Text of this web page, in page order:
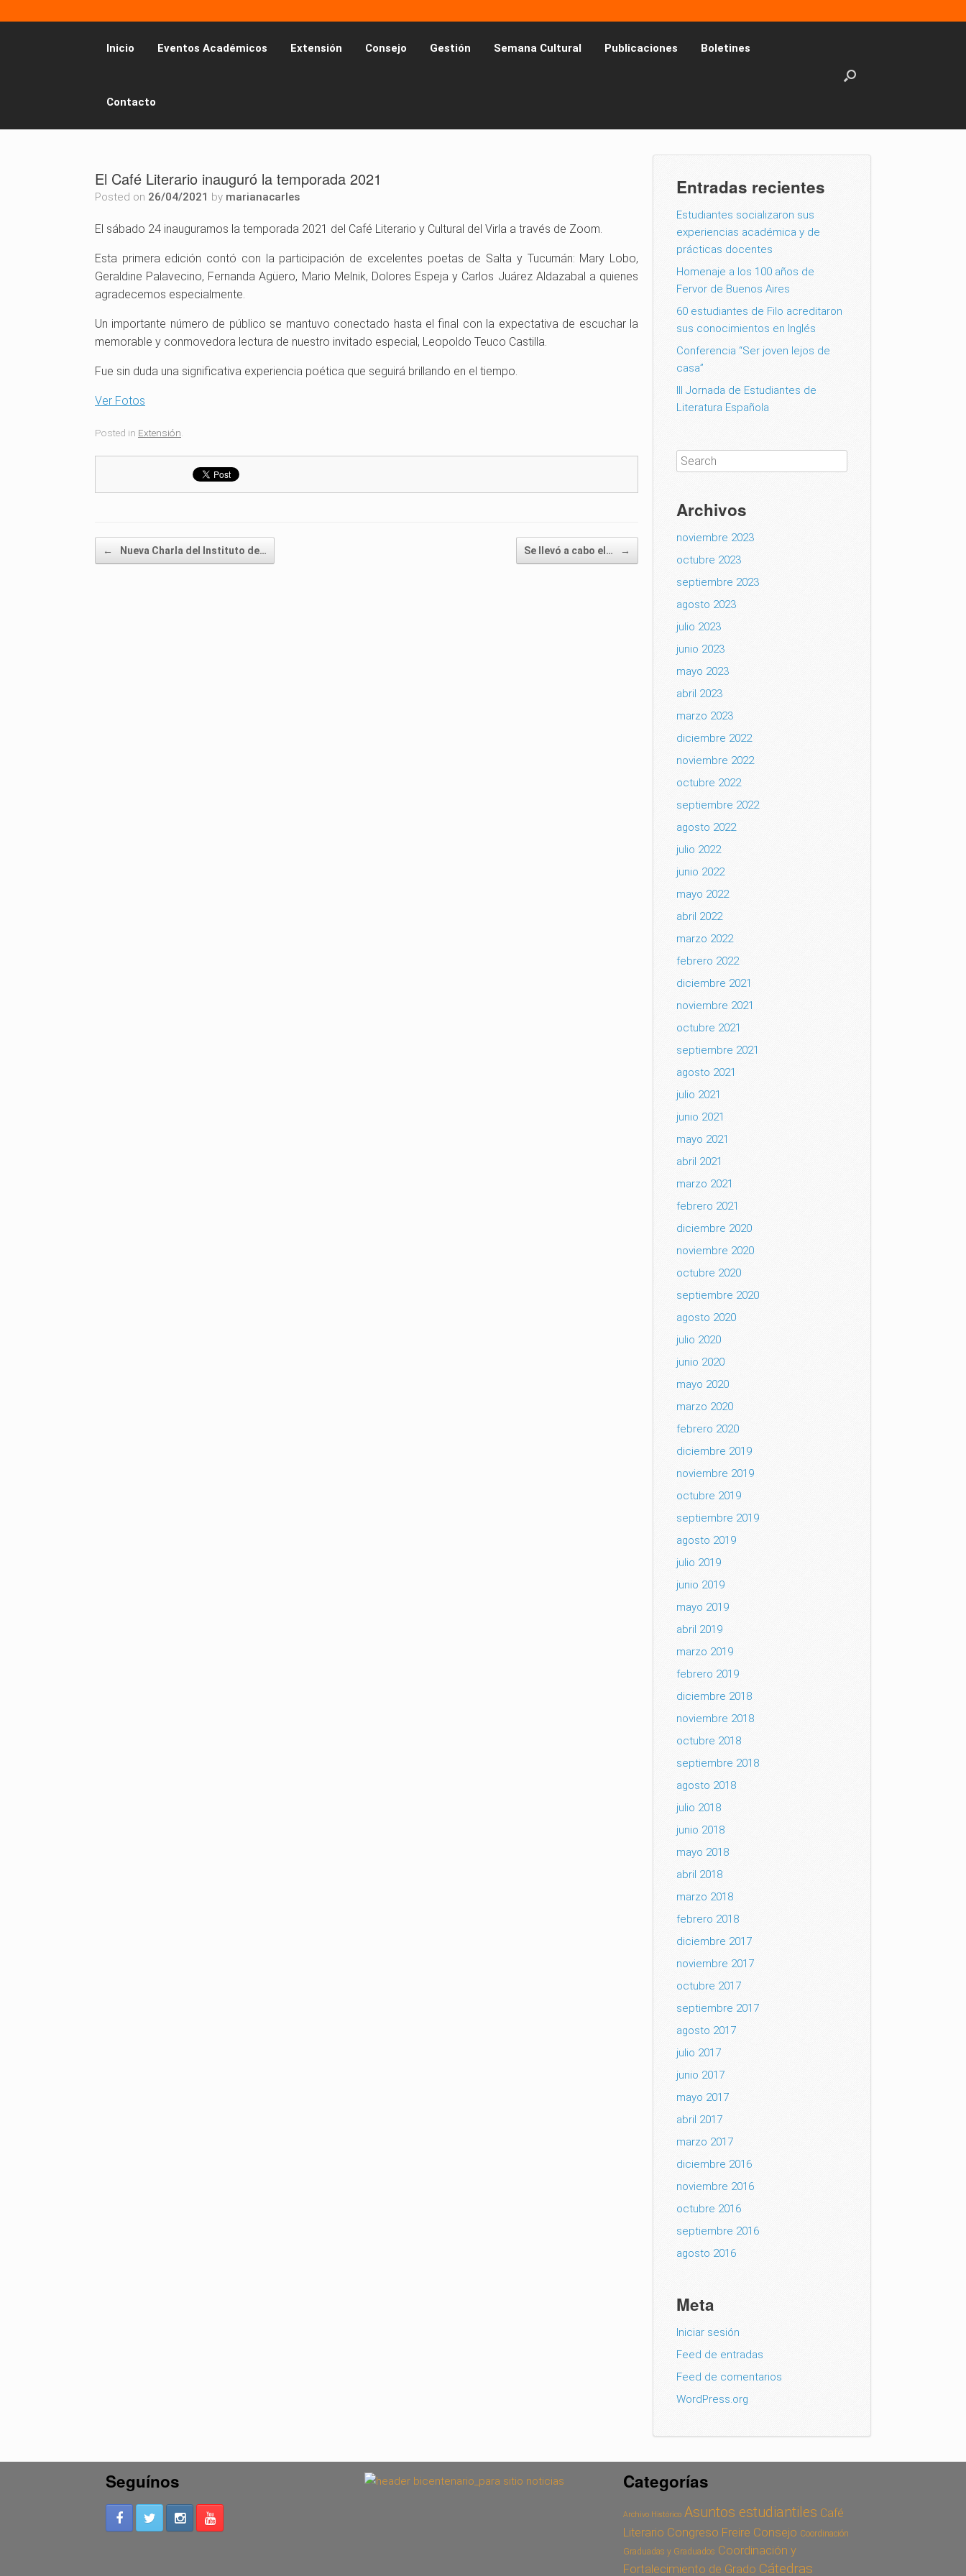
Inicio Eventos Académicos Extensión Consejo Gestión Semana Cultural Publicaciones Boletines
Contacto
El Café Literario inauguró la temporada 2021
Posted on 26/04/2021 by marianacarles
El sábado 24 inauguramos la temporada 2021 del Café Literario y Cultural del Virla a través de Zoom.
Esta primera edición contó con la participación de excelentes poetas de Salta y Tucumán: Mary Lobo,
Geraldine Palavecino, Fernanda Agüero, Mario Melnik, Dolores Espeja y Carlos Juárez Aldazabal a quienes
agradecemos especialmente.
Un importante número de público se mantuvo conectado hasta el final con la expectativa de escuchar la
memorable y conmovedora lectura de nuestro invitado especial, Leopoldo Teuco Castilla.
Fue sin duda una significativa experiencia poética que seguirá brillando en el tiempo.
Ver Fotos
Posted in Extensión.
Post navigation
← Nueva Charla del Instituto de… Se llevó a cabo el… →
Entradas recientes
Estudiantes socializaron sus
experiencias académica y de
prácticas docentes
Homenaje a los 100 años de
Fervor de Buenos Aires
60 estudiantes de Filo acreditaron
sus conocimientos en Inglés
Conferencia “Ser joven lejos de
casa”
III Jornada de Estudiantes de
Literatura Española
Archivos
noviembre 2023
octubre 2023
septiembre 2023
agosto 2023
julio 2023
junio 2023
mayo 2023
abril 2023
marzo 2023
diciembre 2022
noviembre 2022
octubre 2022
septiembre 2022
agosto 2022
julio 2022
junio 2022
mayo 2022
abril 2022
marzo 2022
febrero 2022
diciembre 2021
noviembre 2021
octubre 2021
septiembre 2021
agosto 2021
julio 2021
junio 2021
mayo 2021
abril 2021
marzo 2021
febrero 2021
diciembre 2020
noviembre 2020
octubre 2020
septiembre 2020
agosto 2020
julio 2020
junio 2020
mayo 2020
marzo 2020
febrero 2020
diciembre 2019
noviembre 2019
octubre 2019
septiembre 2019
agosto 2019
julio 2019
junio 2019
mayo 2019
abril 2019
marzo 2019
febrero 2019
diciembre 2018
noviembre 2018
octubre 2018
septiembre 2018
agosto 2018
julio 2018
junio 2018
mayo 2018
abril 2018
marzo 2018
febrero 2018
diciembre 2017
noviembre 2017
octubre 2017
septiembre 2017
agosto 2017
julio 2017
junio 2017
mayo 2017
abril 2017
marzo 2017
diciembre 2016
noviembre 2016
octubre 2016
septiembre 2016
agosto 2016
Meta
Iniciar sesión
Feed de entradas
Feed de comentarios
WordPress.org
Seguínos Categorías
Archivo Histórico Asuntos estudiantiles Café
Literario Congreso Freire Consejo Coordinación
Graduadas y Graduados Coordinación y
Fortalecimiento de Grado Cátedras